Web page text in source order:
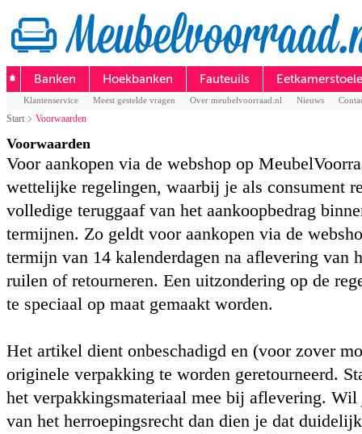
Banken Hoekbanken Fauteuils
Klantenservice Meest gestelde vragen Over meubelvoorraad.nl Nieuws
Start Voorwaarden
Voorwaarden
Voor aankopen via de webshop op
wettelijke regelingen, waarbij je als consument
volledige teruggaaf van het aankoopbedrag
termijnen. Zo geldt voor aankopen via de
termijn van 14 kalenderdagen na aflevering van
ruilen of retourneren. Een uitzondering op de
te speciaal op maat gemaakt worden.
Het artikel dient onbeschadigd en (voor zover
originele verpakking te worden geretourneerd.
het verpakkingsmateriaal mee bij aflevering.
van het herroepingsrecht dan dien je dat